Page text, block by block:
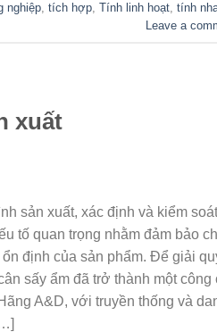
nghiệp, tích hợp, Tính linh hoạt, tính
Leave a
xuất
sản xuất, xác định và kiểm
tố quan trọng nhằm đảm bảo
định của sản phẩm. Để giải
sấy ẩm đã trở thành một công
A&D, với truyền thống và